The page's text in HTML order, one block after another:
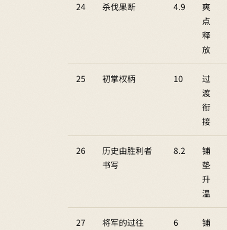
24 杀伐果断 4.9
爽
点
释
放
25 初掌权柄 10
过
渡
衔
接
26
历史由胜利者
书写
8.2
铺
垫
升
温
27 将军的过往 6 铺